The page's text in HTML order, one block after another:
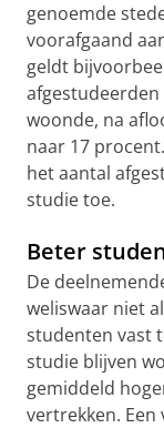
genoemde
voorafgaand
geldt
woonde, na
naar 17
het aantal
studie toe.
Beter
De
weliswaar niet
studenten vast
studie blijven
gemiddeld
vertrekken.